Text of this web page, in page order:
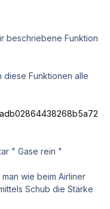
beschriebene Funktion
diese Funktionen alle
" Gase rein "
wie beim Airliner
Schub die Stärke